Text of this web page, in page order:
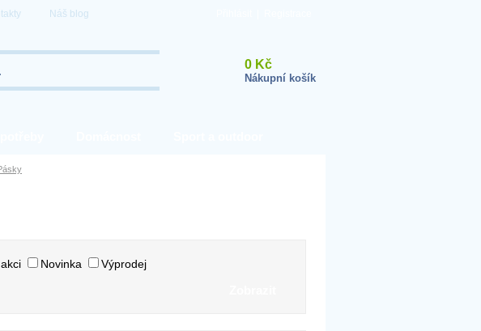
Náš blog
0 Kč
Nákupní košík
Novinka Výprodej